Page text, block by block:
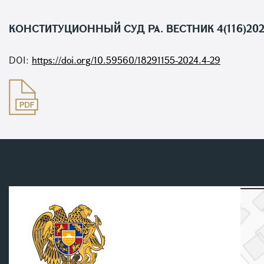
КОНСТИТУЦИОННЫЙ СУД РА. ВЕСТНИК
DOI: https://doi.org/10.59560/18291155-2024.4-29